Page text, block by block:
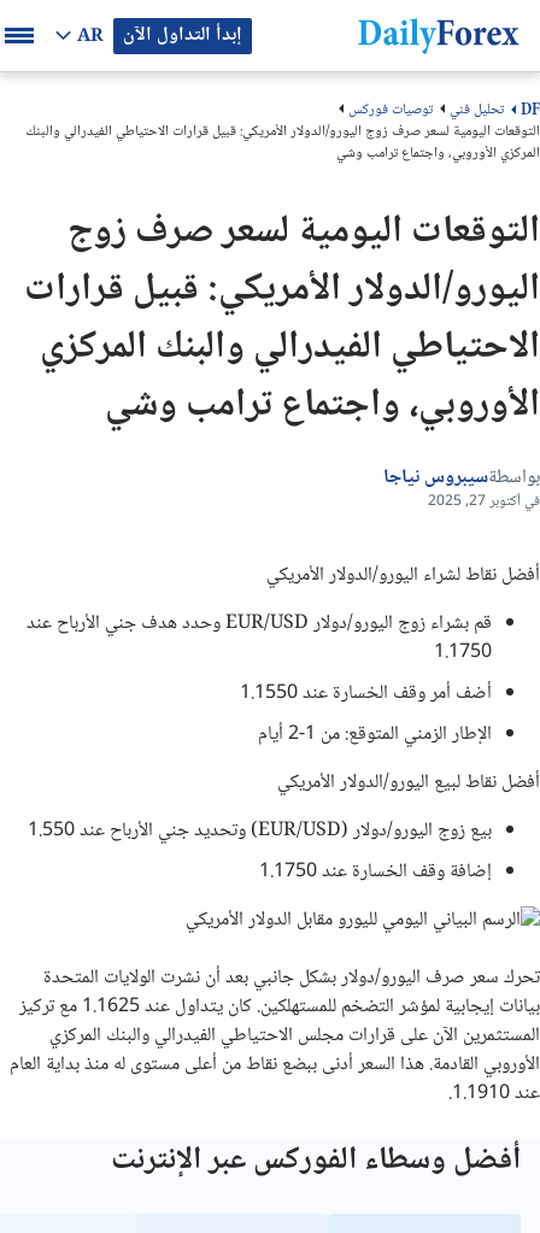
إبدأ التداول الآن AR
DF تحليل فني
توصيات فوركس
التوقعات اليومية لسعر صرف زوج اليورو/الدولار الأمريكي: قبيل قرارات الاحتياطي الفيدرالي والبنك
المركزي الأوروبي، واجتماع ترامب وشي
التوقعات اليومية لسعر صرف زوج
اليورو/الدولار الأمريكي: قبيل قرارات
الاحتياطي الفيدرالي والبنك المركزي
الأوروبي، واجتماع ترامب وشي
بواسطةسيبروس نياجا
في أكتوبر 27, 2025
أفضل نقاط لشراء اليورو/الدولار الأمريكي
قم بشراء زوج اليورو/دولار EUR/USD وحدد هدف جني الأرباح عند
1.1750
أضف أمر وقف الخسارة عند 1.1550
الإطار الزمني المتوقع: من 1-2 أيام
أفضل نقاط لبيع اليورو/الدولار الأمريكي
بيع زوج اليورو/دولار (EUR/USD) وتحديد جني الأرباح عند 1.550
إضافة وقف الخسارة عند 1.1750
تحرك سعر صرف اليورو/دولار بشكل جانبي بعد أن نشرت الولايات المتحدة
بيانات إيجابية لمؤشر التضخم للمستهلكين. كان يتداول عند 1.1625 مع تركيز
المستثمرين الآن على قرارات مجلس الاحتياطي الفيدرالي والبنك المركزي
الأوروبي القادمة. هذا السعر أدنى ببضع نقاط من أعلى مستوى له منذ بداية العام
عند 1.1910.
أفضل وسطاء الفوركس عبر الإنترنت